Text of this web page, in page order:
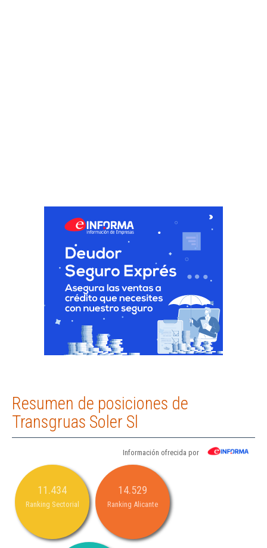
Resumen de posiciones de
Transgruas Soler Sl
Información ofrecida por
11.434
Ranking Sectorial
14.529
Ranking Alicante